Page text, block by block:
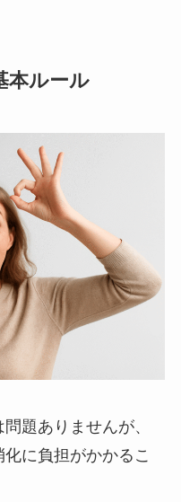
本ルール
題ありませんが、
に負担がかかるこ